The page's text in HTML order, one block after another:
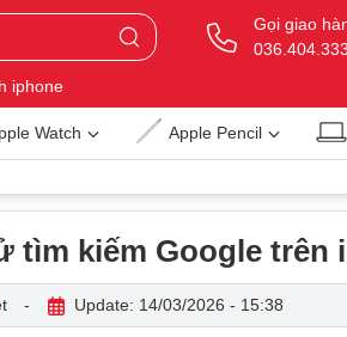
Gọi giao
iphone
Watch Apple Pencil
tìm kiếm Google trên
- Update: 14/03/2026 - 15:38